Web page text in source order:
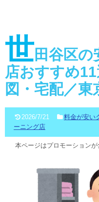
世田谷区
店おすすめ
図・宅配／東
2026/7/21 料金が安い
ーニング店
本ページはプロモーション